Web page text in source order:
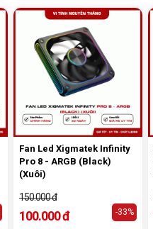
Fan Led Xigmatek Infinity
Pro 8 - ARGB (Black)
(Xuôi)
150.000 đ
100.000 đ -33%